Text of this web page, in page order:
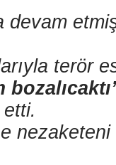
devam
terör